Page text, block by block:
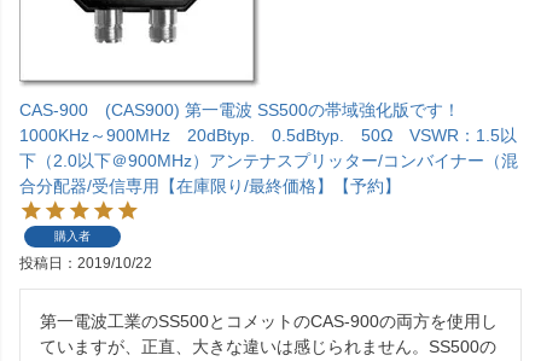
CAS-900 (CAS900) 第一電波 SS500の帯域強化版です！
1000KHz～900MHz 20dBtyp. 0.5dBtyp. 50Ω VSWR：1.5以
下（2.0以下＠900MHz）アンテナスプリッター/コンバイナー（混
合分配器/受信専用【在庫限り/最終価格】【予約】
購入者
投稿日 2019/10/22
第一電波工業のSS500とコメットのCAS-900の両方を使用し
ていますが、正直、大きな違いは感じられません。SS500の